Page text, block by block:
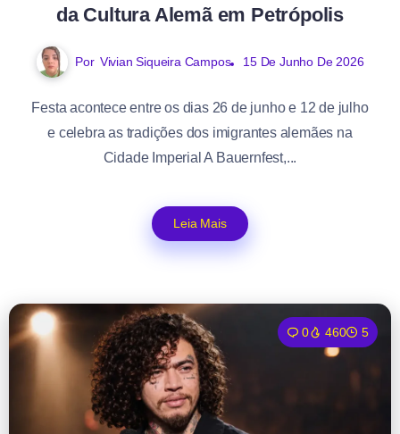
da Cultura Alemã em Petrópolis
Por Vivian Siqueira Campos 15 De Junho De 2026
Festa acontece entre os dias 26 de junho e 12 de julho
e celebra as tradições dos imigrantes alemães na
Cidade Imperial A Bauernfest,...
Leia Mais
0 460 5